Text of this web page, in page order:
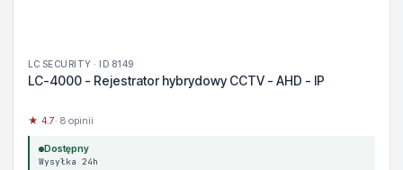
LC SECURITY · ID 8149
LC-4000 - Rejestrator hybrydowy CCTV - AHD - IP
★ 4.7· 8 opinii
Dostępny
Wysyłka 24h